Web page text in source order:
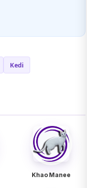
Kedi
Khao Manee